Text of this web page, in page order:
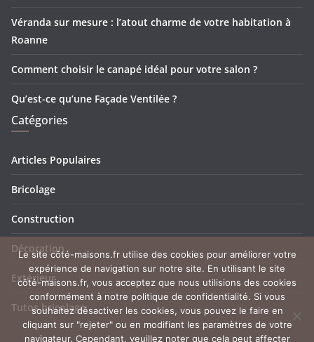
Véranda sur mesure : l’atout charme de votre habitation à
Roanne
Comment choisir le canapé idéal pour votre salon ?
Qu’est-ce qu’une Façade Ventilée ?
Catégories
Articles Populaires
Bricolage
Construction
Décoration
Extérieur
Tutos bricolage
Le site côté-maisons.fr utilise des cookies pour améliorer votre
expérience de navigation sur notre site. En utilisant le site
côté-maisons.fr, vous acceptez que nous utilisions des cookies
conformément à notre politique de confidentialité. Si vous
souhaitez désactiver les cookies, vous pouvez le faire en
cliquant sur "rejeter" ou en modifiant les paramètres de votre
navigateur. Cependant, veuillez noter que cela peut affecter